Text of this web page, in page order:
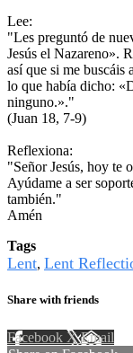
Lee:
"Les preguntó de
Jesús el Nazareno».
así que si me buscáis
lo que había dicho:
ninguno.»."
(Juan 18, 7-9)
Reflexiona:
"Señor Jesús, hoy te
Ayúdame a ser
también."
Amén
Tags
Lent, Lent
Share with friends
Facebook XEmail